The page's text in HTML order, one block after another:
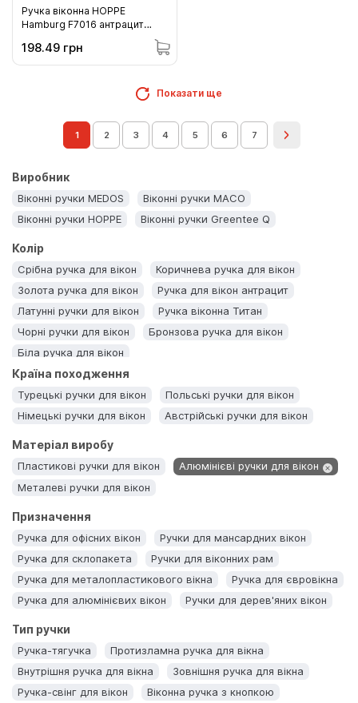
Ручка віконна HOPPE
Hamburg F7016 антрацит
198.49 грн
Показати ще
1 2 3 4 5 6 7
Виробник
Віконні ручки MEDOS
Віконні ручки MACO
Віконні ручки HOPPE
Віконні ручки Greentee Q
Колір
Срібна ручка для вікон
Коричнева ручка для вікон
Золота ручка для вікон
Ручка для вікон антрацит
Латунні ручки для вікон
Ручка віконна Титан
Чорні ручки для вікон
Бронзова ручка для вікон
Біла ручка для вікон
Країна походження
Турецькі ручки для вікон
Польські ручки для вікон
Німецькі ручки для вікон
Австрійські ручки для вікон
Матеріал виробу
Пластикові ручки для вікон
Алюмінієві ручки для вікон
Металеві ручки для вікон
Призначення
Ручка для офісних вікон
Ручки для мансардних вікон
Ручка для склопакета
Ручки для віконних рам
Ручка для металопластикового вікна
Ручка для євровікна
Ручка для алюмінієвих вікон
Ручки для дерев'яних вікон
Тип ручки
Ручка-тягучка
Протизламна ручка для вікна
Внутрішня ручка для вікна
Зовнішня ручка для вікна
Ручка-свінг для вікон
Віконна ручка з кнопкою